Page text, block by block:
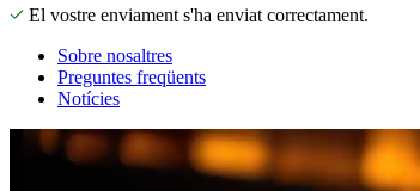
El vostre enviament s'ha enviat correctament.
Sobre nosaltres
Preguntes freqüents
Notícies